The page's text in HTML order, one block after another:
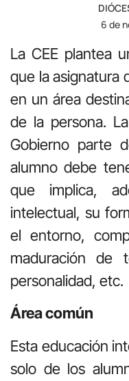
6 de
La CEE plantea
que la asignatura
en un área
de la persona.
Gobierno parte
alumno debe
que implica,
intelectual, su
el entorno,
maduración de
personalidad, etc.
Área común
Esta educación
solo de los